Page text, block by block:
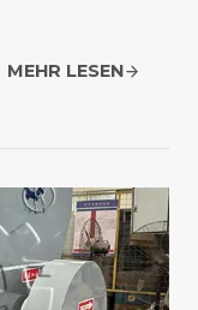
MEHR LESEN